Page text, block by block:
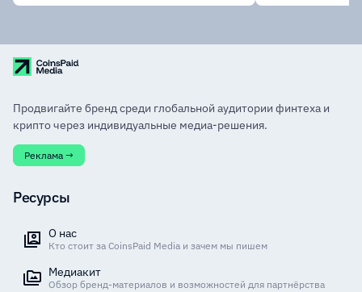
Продвигайте бренд среди глобальной аудитории финтеха и
крипто через индивидуальные медиа-решения.
Реклама →
Ресурсы
О нас
Кто стоит за CoinsPaid Media и зачем мы пишем
Медиакит
Обзор бренд-материалов и возможностей для партнёрства